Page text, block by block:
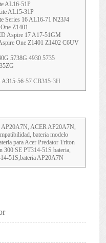
AL16-51P
AL15-31P
Series 16 AL16-71 N23J4
Z1401
Aspire 17 A17-51GM
One Z1401 Z1402 C6UV
5738G 4930 5735
56-57 CB315-3H
AP20A7N, ACER AP20A7N,
bateria modelo
para Acer Predator Triton
300 SE PT314-51S bateria,
51S,bateria AP20A7N